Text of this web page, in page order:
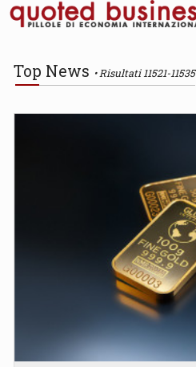
Top News Risultati 11521-11535